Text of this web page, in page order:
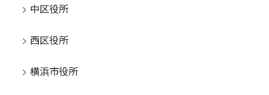
中区役所
西区役所
横浜市役所